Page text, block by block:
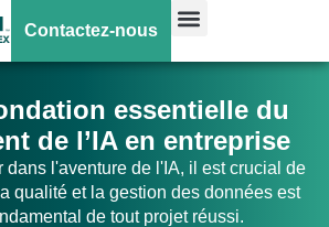
Contactez-nous
essentielle du
de l’IA en entreprise
dans l'aventure de l'IA, il est crucial de
qualité et la gestion des données est
de tout projet réussi.